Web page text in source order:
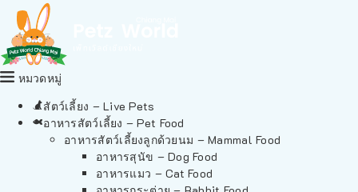
หมวดหมู่
สัตว์เลี้ยง – Live Pets
อาหารสัตว์เลี้ยง – Pet Food
อาหารสัตว์เลี้ยงลูกด้วยนม – Mammal Food
อาหารสุนัข – Dog Food
อาหารแมว – Cat Food